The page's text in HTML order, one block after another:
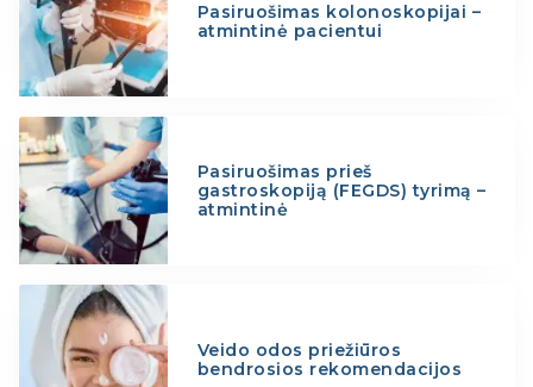
Pasiruošimas kolonoskopijai –
atmintinė pacientui
Pasiruošimas prieš
gastroskopiją (FEGDS) tyrimą –
atmintinė
Veido odos priežiūros
bendrosios rekomendacijos